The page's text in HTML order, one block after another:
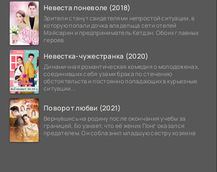
Невеста поневоле (2018)
Зрители станут свидетелями непростой ситуации, в
которую попали дочка владельца сети отелей
Мэйсарин и предприниматель Кетдэн. Обоих главных
героев
Невестка-чужестранка (2020)
Динамичная романтическая комедия о молодоженах,
соединивших себя узами брака по стечению
обстоятельств и постоянно попадающих в курьезные
ситуации...
Поворот любви (2021)
Вернувшись на родину после окончания учебы за
границей, Бо узнает, что её жених Понг оказался
предателем. Он соблазнил младшую сестру хозяина